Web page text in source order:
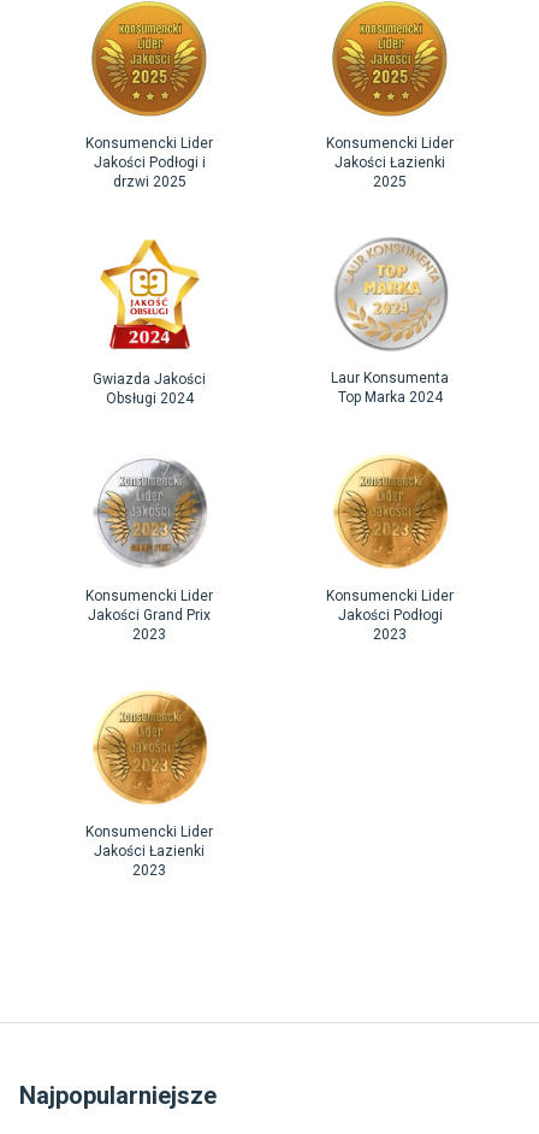
Konsumencki Lider
Jakości Podłogi i
drzwi 2025
Konsumencki Lider
Jakości Łazienki
2025
Gwiazda Jakości
Obsługi 2024
Laur Konsumenta
Top Marka 2024
Konsumencki Lider
Jakości Grand Prix
2023
Konsumencki Lider
Jakości Podłogi
2023
Konsumencki Lider
Jakości Łazienki
2023
Najpopularniejsze